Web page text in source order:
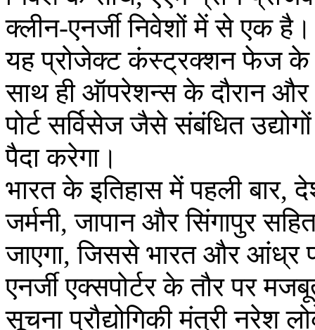
क्लीन-एनर्जी निवेशों में से एक है।
यह प्रोजेक्ट कंस्ट्रक्शन फेज के
साथ ही ऑपरेशन्स के दौरान और
पोर्ट सर्विसेज जैसे संबंधित
पैदा करेगा।
भारत के इतिहास में पहली बार,
जर्मनी, जापान और सिंगापुर
जाएगा, जिससे भारत और आंध्र
एनर्जी एक्सपोर्टर के तौर पर
सूचना प्रौद्योगिकी मंत्री नरेश